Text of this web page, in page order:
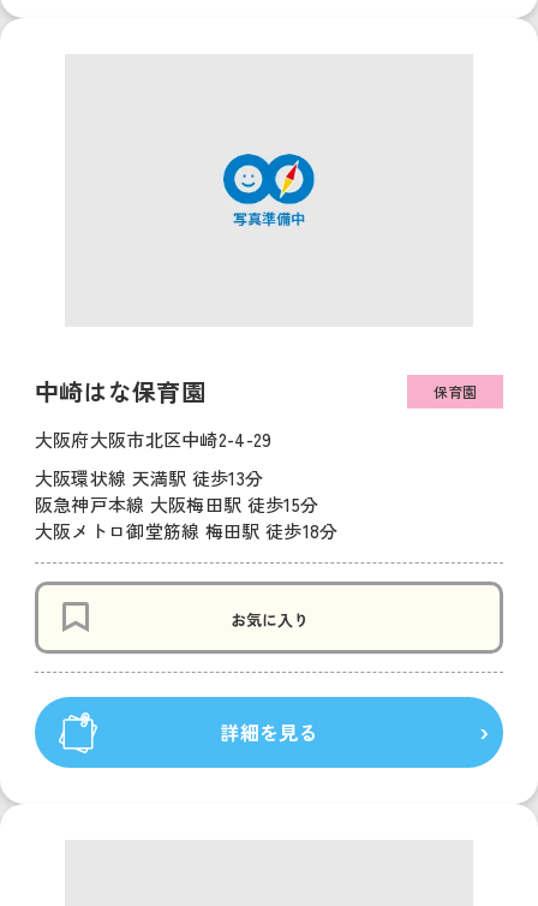
中崎はな保育園 保育園
大阪府大阪市北区中崎2-4-29
大阪環状線 天満駅 徒歩13分
阪急神戸本線 大阪梅田駅 徒歩15分
大阪メトロ御堂筋線 梅田駅 徒歩18分
お気に入り
詳細を見る